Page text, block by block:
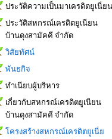
ประวัติความเป็นมาเครดิตยูเนี่ยน
ประวัติสหกรณ์เครดิตยูเนียน
บ้านดุงสามัคคี จำกัด
วิสัยทัศน์
พันธกิจ
ทำเนียบผู้บริหาร
เกี่ยวกับสหกรณ์เครดิตยูเนียน
บ้านดุงสามัคคี จำกัด
โครงสร้างสหกรณ์เครดิตยูเนี่ย